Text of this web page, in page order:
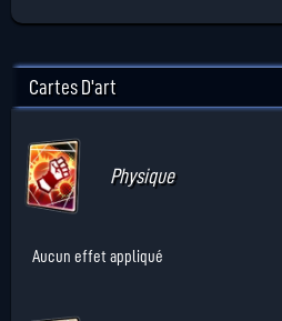
Cartes D'art
Physique
Aucun effet appliqué